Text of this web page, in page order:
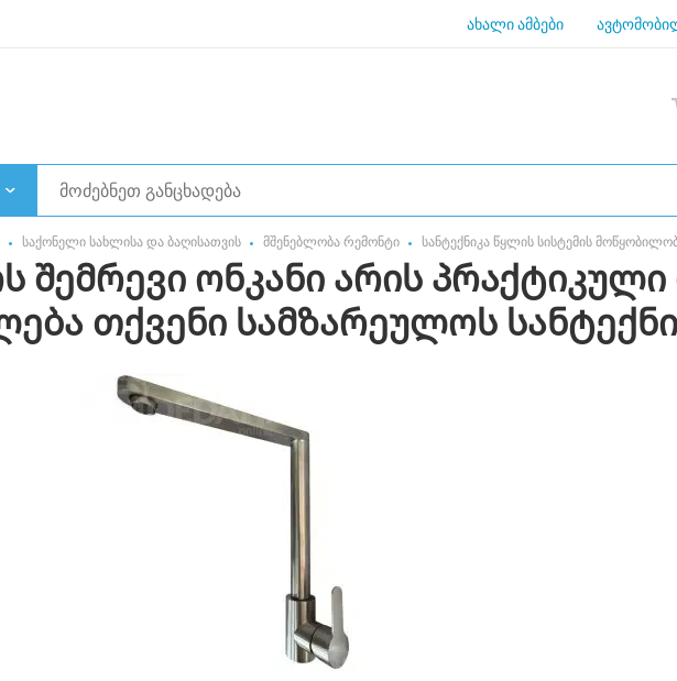
ახალი ამბები
საქონელი სახლისა და ბაღისათვის მშენებლობა რემონტი სანტექნიკა წყლის სისტემის
შემრევი ონკანი არის
თქვენი სამზარეულოს